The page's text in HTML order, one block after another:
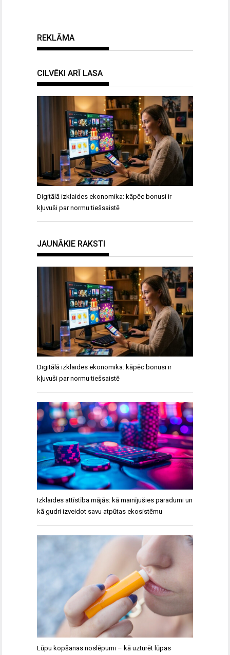
REKLĀMA
CILVĒKI ARĪ LASA
Digitālā izklaides ekonomika: kāpēc bonusi ir
kļuvuši par normu tiešsaistē
JAUNĀKIE RAKSTI
Digitālā izklaides ekonomika: kāpēc bonusi ir
kļuvuši par normu tiešsaistē
Izklaides attīstība mājās: kā mainījušies paradumi un
kā gudri izveidot savu atpūtas ekosistēmu
Lūpu kopšanas noslēpumi – kā uzturēt lūpas